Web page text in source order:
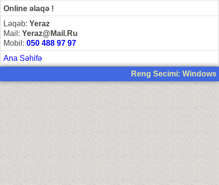
Online əlaqə !
Ləqəb: Yeraz
Mail: Yeraz@Mail.Ru
Mobil: 050 488 97 97
Ana Səhifə
Reng Secimi: Windows